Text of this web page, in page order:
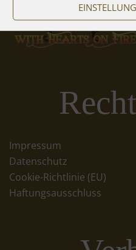
Impressum
Datenschutz
Cookie-Richtlinie (EU)
Haftungsausschluss